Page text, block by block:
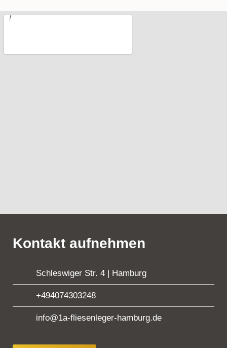
Kontakt aufnehmen
Schleswiger Str. 4 | Hamburg
+494074303248
info@1a-fliesenleger-hamburg.de